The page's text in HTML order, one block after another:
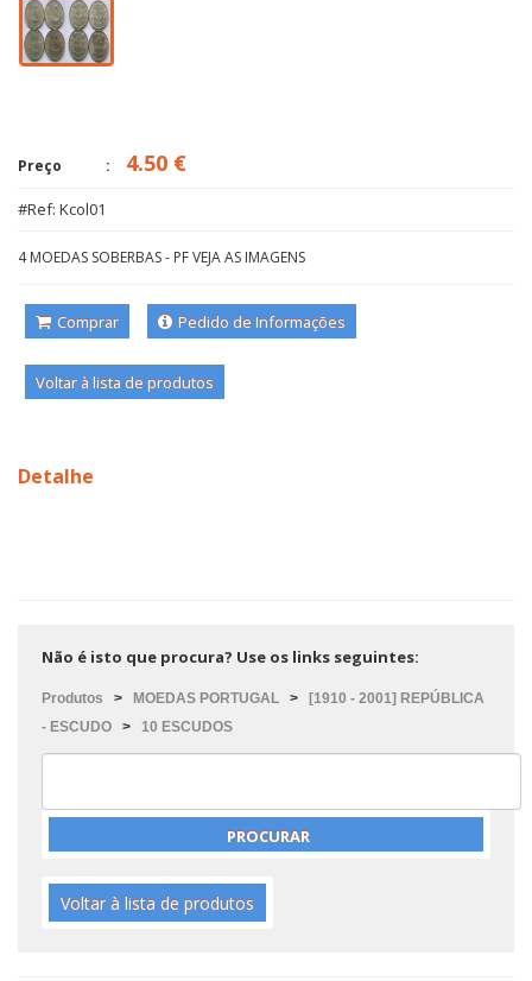
Preço 4.50 €
#Ref: Kcol01
4 MOEDAS SOBERBAS - PF VEJA AS IMAGENS
Comprar Pedido de Informações
Voltar à lista de produtos
Detalhe
Não é isto que procura? Use os links seguintes:
Produtos > MOEDAS PORTUGAL > [1910 - 2001] REPÚBLICA
- ESCUDO > 10 ESCUDOS
Voltar à lista de produtos